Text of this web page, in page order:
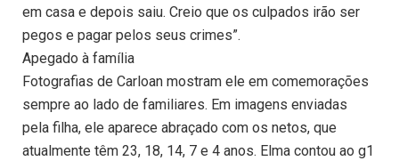
em casa e depois saiu. Creio que os culpados irão ser
pegos e pagar pelos seus crimes”.
Apegado à família
Fotografias de Carloan mostram ele em comemorações
sempre ao lado de familiares. Em imagens enviadas
pela filha, ele aparece abraçado com os netos, que
atualmente têm 23, 18, 14, 7 e 4 anos. Elma contou ao g1